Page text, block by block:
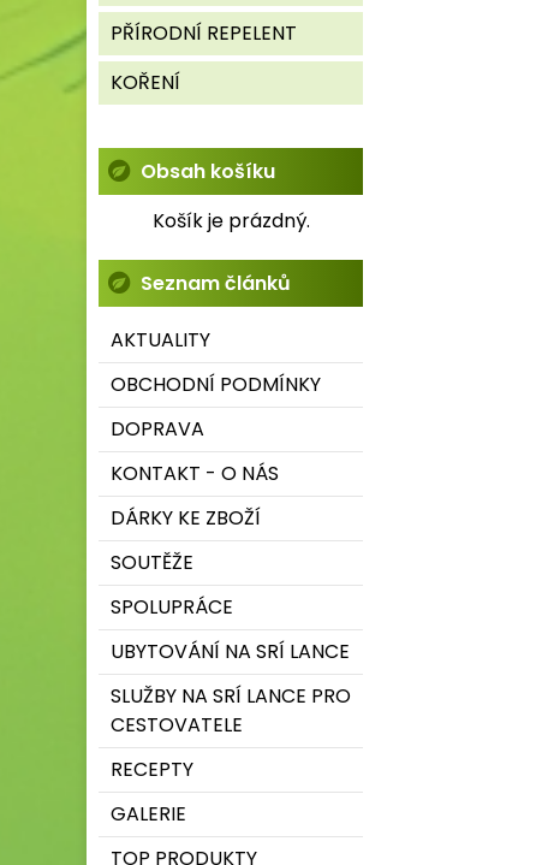
PŘÍRODNÍ REPELENT
KOŘENÍ
Obsah košíku
Košík je prázdný.
Seznam článků
AKTUALITY
OBCHODNÍ PODMÍNKY
DOPRAVA
KONTAKT - O NÁS
DÁRKY KE ZBOŽÍ
SOUTĚŽE
SPOLUPRÁCE
UBYTOVÁNÍ NA SRÍ LANCE
SLUŽBY NA SRÍ LANCE PRO
CESTOVATELE
RECEPTY
GALERIE
TOP PRODUKTY